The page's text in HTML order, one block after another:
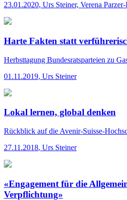
23.01.2020, Urs Steiner, Verena
Harte Fakten statt
Herbsttagung Bundesratsparteien zu
01.11.2019, Urs Steiner
Lokal lernen, global denken
Rückblick auf die Avenir-Suisse-
27.11.2018, Urs Steiner
«Engagement für die
Verpflichtung»